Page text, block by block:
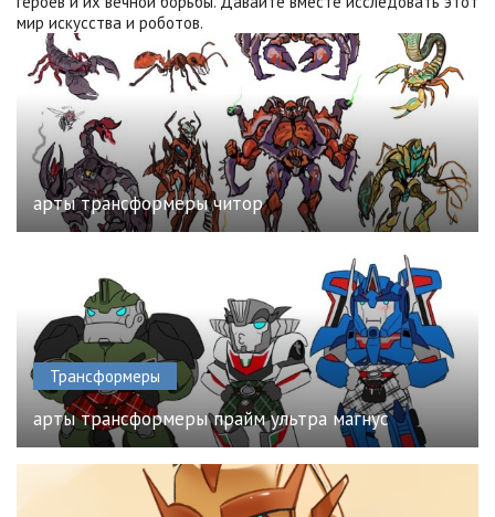
мир искусства и роботов.
арты трансформеры читор
Трансформеры
арты трансформеры прайм ультра магнус